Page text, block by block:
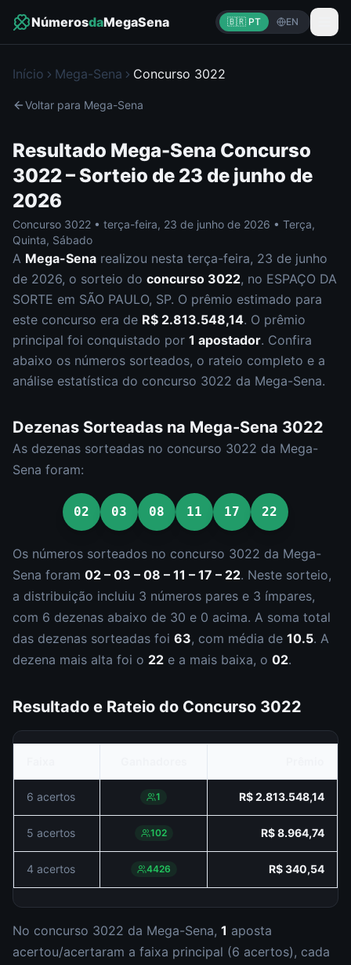
NúmerosdaMegaSena 🇧🇷 PT EN
Início Mega-Sena Concurso 3022
Voltar para Mega-Sena
Resultado Mega-Sena Concurso
3022– Sorteio de 23 de junho de
2026
Concurso 3022 • terça-feira, 23 de junho de 2026 • Terça,
Quinta, Sábado
A Mega-Sena realizou nesta terça-feira, 23 de junho
de 2026, o sorteio do concurso 3022, no ESPAÇO DA
SORTE em SÃO PAULO, SP. O prêmio estimado para
este concurso era de R$ 2.813.548,14. O prêmio
principal foi conquistado por 1 apostador. Confira
abaixo os números sorteados, o rateio completo e a
análise estatística do concurso 3022 da Mega-Sena.
Dezenas Sorteadas na Mega-Sena 3022
As dezenas sorteadas no concurso 3022 da Mega-
Sena foram:
02 03 08 11 17 22
Os números sorteados no concurso 3022 da Mega-
Sena foram 02 – 03 – 08 – 11 – 17 – 22. Neste sorteio,
a distribuição incluiu 3 números pares e 3 ímpares,
com 6 dezenas abaixo de 30 e 0 acima. A soma total
das dezenas sorteadas foi 63, com média de 10.5. A
dezena mais alta foi o 22 e a mais baixa, o 02.
Resultado e Rateio do Concurso 3022
6 acertos 1 R$ 2.813.548,14
5 acertos 102 R$ 8.964,74
4 acertos 4426 R$ 340,54
No concurso 3022 da Mega-Sena, 1 aposta
acertou/acertaram a faixa principal (6 acertos), cada